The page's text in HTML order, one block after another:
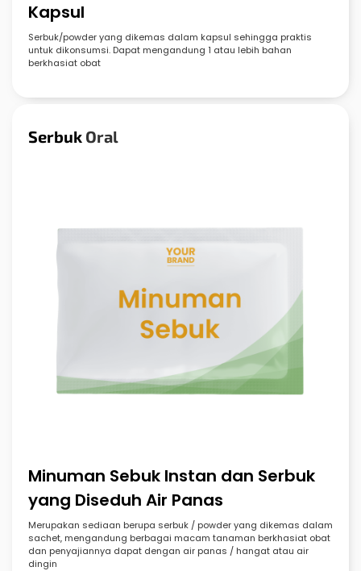
Kapsul
Serbuk/powder yang dikemas dalam kapsul sehingga praktis
untuk dikonsumsi. Dapat mengandung 1 atau lebih bahan
berkhasiat obat
Serbuk Oral
Minuman Sebuk Instan dan Serbuk
yang Diseduh Air Panas
Merupakan sediaan berupa serbuk / powder yang dikemas dalam
sachet, mengandung berbagai macam tanaman berkhasiat obat
dan penyajiannya dapat dengan air panas / hangat atau air
dingin